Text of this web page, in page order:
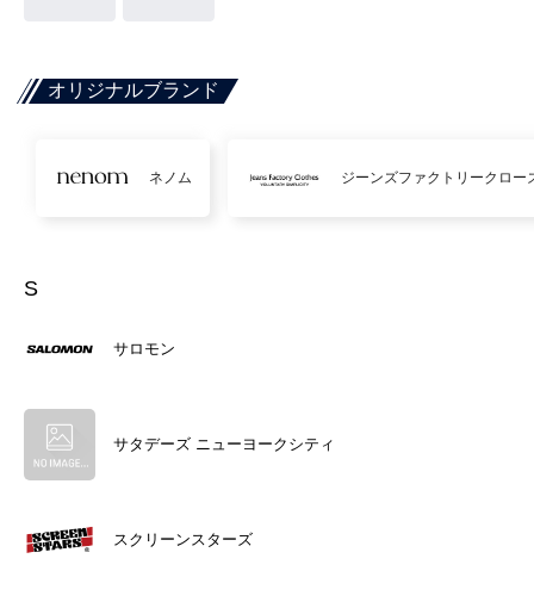
オリジナルブランド
ネノム ジーンズファクトリークロー
S
サロモン
サタデーズ ニューヨークシティ
スクリーンスターズ